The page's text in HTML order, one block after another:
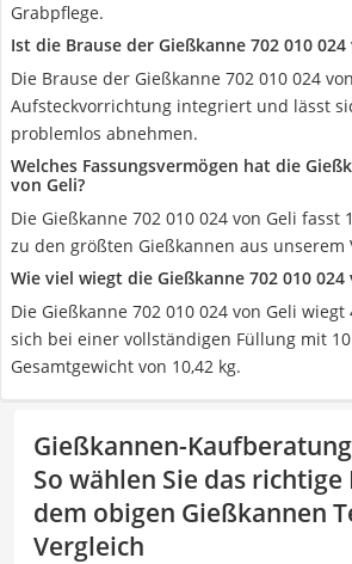
Grabpflege.
Ist die Brause der Gießkanne 702 010
Die Brause der Gießkanne 702 010 024
Aufsteckvorrichtung integriert und lässt
problemlos abnehmen.
Welches Fassungsvermögen hat die
von Geli?
Die Gießkanne 702 010 024 von Geli fasst
zu den größten Gießkannen aus unserem
Wie viel wiegt die Gießkanne 702 010 024
Die Gießkanne 702 010 024 von Geli
sich bei einer vollständigen Füllung mit
Gesamtgewicht von 10,42 kg.
Gießkannen-Kaufberatung
So wählen Sie das
dem obigen Gießkannen
Vergleich